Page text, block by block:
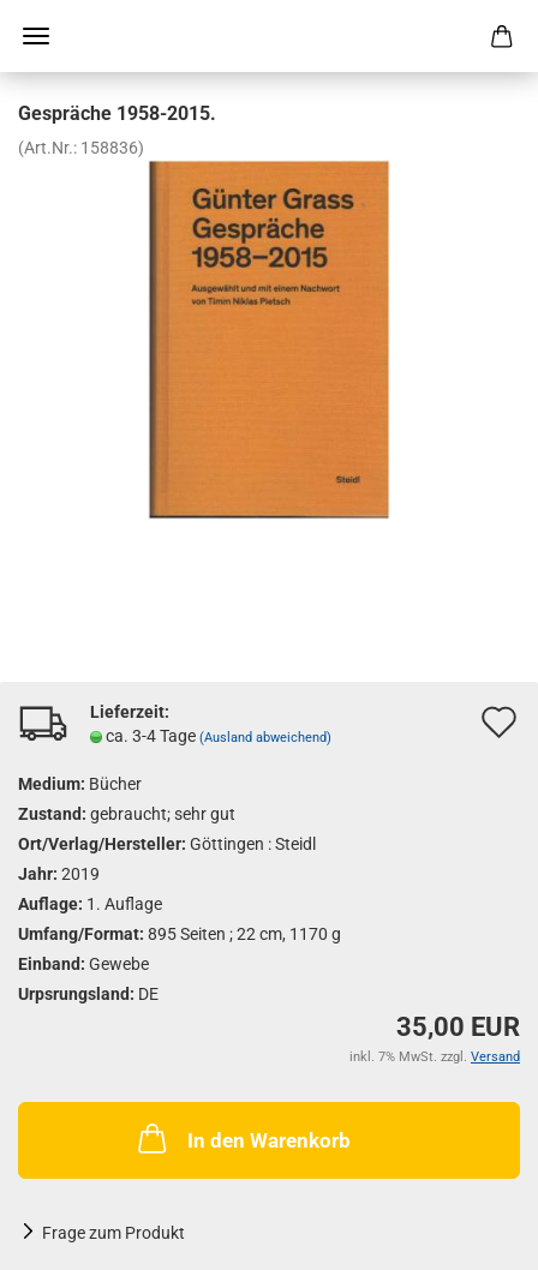
Ge­sprä­che 1958-​2015.
(Art.Nr.: 158836)
Lieferzeit:
ca. 3-4 Tage (Ausland abweichend)
Medium: Bücher
Zustand: gebraucht; sehr gut
Ort/Verlag/Hersteller: Göttingen : Steidl
Jahr: 2019
Auflage: 1. Auflage
Umfang/Format: 895 Seiten ; 22 cm, 1170 g
Einband: Gewebe
Urpsrungsland: DE
35,00 EUR
inkl. 7% MwSt. zzgl. Versand
In den Warenkorb
Frage zum Produkt